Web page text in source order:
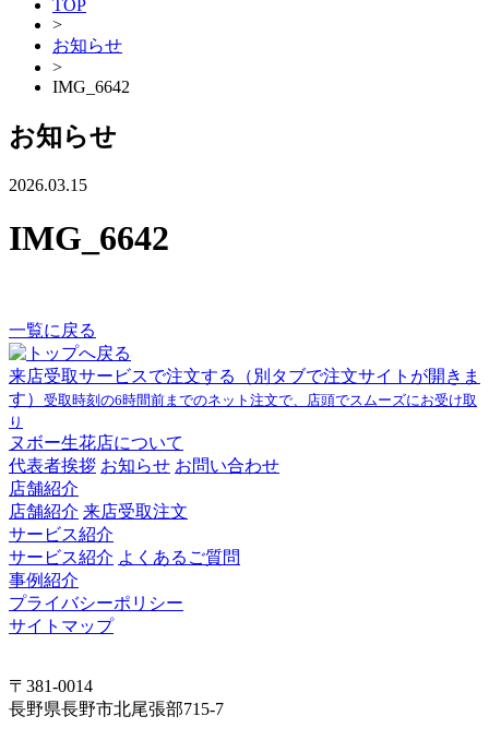
TOP
>
お知らせ
>
IMG_6642
お知らせ
2026.03.15
IMG_6642
一覧に戻る
来店受取サービスで注文する
（別タブで注文サイトが開きま
す） 受取時刻の6時間前までのネット注文で、店頭でスムーズにお受け取
り
ヌボー生花店について
代表者挨拶 お知らせ お問い合わせ
店舗紹介
店舗紹介 来店受取注文
サービス紹介
サービス紹介 よくあるご質問
事例紹介
プライバシーポリシー
サイトマップ
〒381-0014
長野県長野市北尾張部715-7